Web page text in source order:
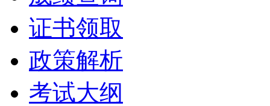
证书领取
政策解析
考试大纲